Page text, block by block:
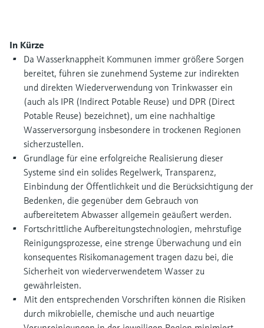
Dokumente finden
Ersatzteilsuche
Ersatzteile anhand von Produktwurzel,
Bestellcode oder Seriennummer finden
Alle ansehen
Prozessphotometer
Mikrowellentransmission
Memosens-Technologie
Alle ansehen
In Kürze
Da Wasserknappheit Kommunen immer größere Sorgen
bereitet, führen sie zunehmend Systeme zur indirekten
und direkten Wiederverwendung von Trinkwasser ein
(auch als IPR (Indirect Potable Reuse) und DPR (Direct
Potable Reuse) bezeichnet), um eine nachhaltige
Wasserversorgung insbesondere in trockenen Regionen
sicherzustellen.
Grundlage für eine erfolgreiche Realisierung dieser
Systeme sind ein solides Regelwerk, Transparenz,
Einbindung der Öffentlichkeit und die Berücksichtigung der
Bedenken, die gegenüber dem Gebrauch von
aufbereitetem Abwasser allgemein geäußert werden.
Fortschrittliche Aufbereitungstechnologien, mehrstufige
Reinigungsprozesse, eine strenge Überwachung und ein
konsequentes Risikomanagement tragen dazu bei, die
Sicherheit von wiederverwendetem Wasser zu
gewährleisten.
Mit den entsprechenden Vorschriften können die Risiken
durch mikrobielle, chemische und auch neuartige